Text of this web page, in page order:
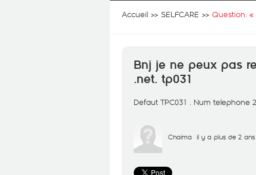
Accueil SELFCARE Question: «
Bnj je ne peux pas
.net. tp031
Defaut TPC031 . Num telephone
Chaima il y a plus de 2 ans